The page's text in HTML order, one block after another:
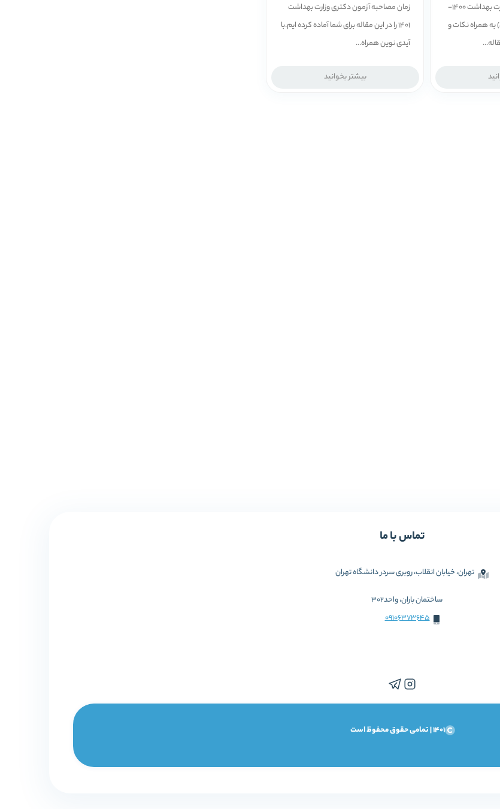
ظرفیت پذیرش دکتری وزارت بهداشت 1400-
به همراه نکات و
زمان مصاحبه آزمون دکتری وزارت بهداشت
1401 را در این مقاله برای شما آماده کرده ایم.با
آیدی نوین همراه...
بیشتر بخوانید
تماس با ما
تهران، خیابان انقلاب، روبری سردر دانشگاه تهران
ساختمان باران، واحد302
09106373645
1401 | تمامی حقوق محفوظ است